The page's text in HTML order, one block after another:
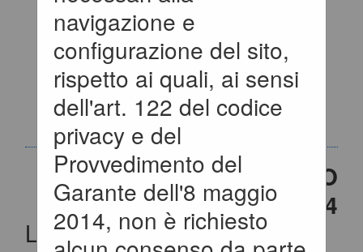
navigazione e
configurazione del sito,
rispetto ai quali, ai sensi
dell'art. 122 del codice
privacy e del
Provvedimento del
Garante dell'8 maggio
2014, non è richiesto
D'ISCRIZIONE PER
ELENCHI
OPERATORI
ECONOMICI
CONTENUTO AGGIORNATO
AL 20/03/2024
La ricerca ha restituito 1